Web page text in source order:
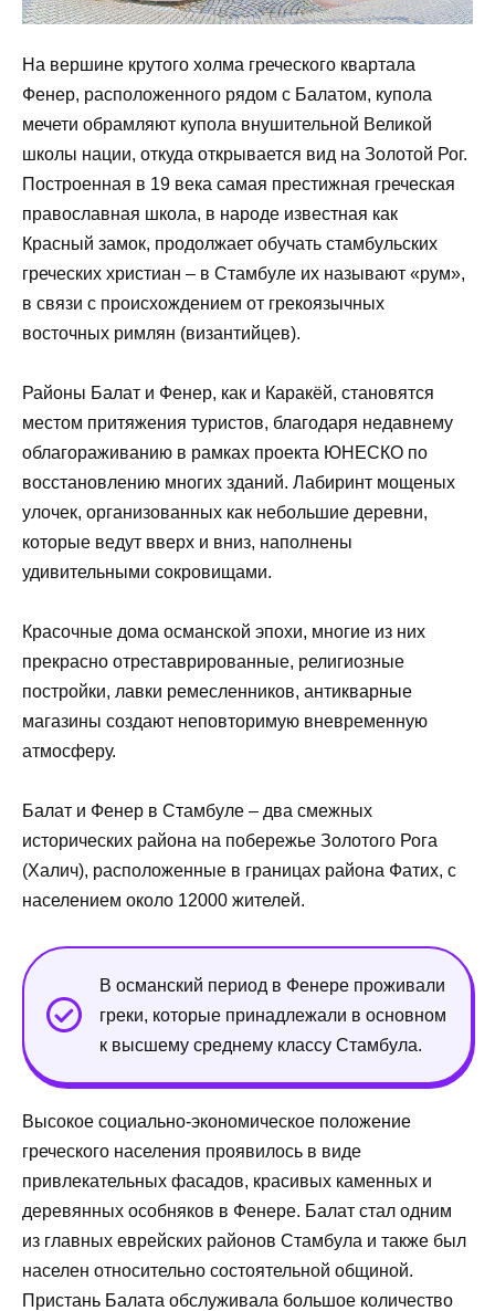
На вершине крутого холма греческого квартала
Фенер, расположенного рядом с Балатом, купола
мечети обрамляют купола внушительной Великой
школы нации, откуда открывается вид на Золотой Рог.
Построенная в 19 века самая престижная греческая
православная школа, в народе известная как
Красный замок, продолжает обучать стамбульских
греческих христиан – в Стамбуле их называют «рум»,
в связи с происхождением от грекоязычных
восточных римлян (византийцев).
Районы Балат и Фенер, как и Каракёй, становятся
местом притяжения туристов, благодаря недавнему
облагораживанию в рамках проекта ЮНЕСКО по
восстановлению многих зданий. Лабиринт мощеных
улочек, организованных как небольшие деревни,
которые ведут вверх и вниз, наполнены
удивительными сокровищами.
Красочные дома османской эпохи, многие из них
прекрасно отреставрированные, религиозные
постройки, лавки ремесленников, антикварные
магазины создают неповторимую вневременную
атмосферу.
Балат и Фенер в Стамбуле – два смежных
исторических района на побережье Золотого Рога
(Халич), расположенные в границах района Фатих, с
населением около 12000 жителей.
В османский период в Фенере проживали
греки, которые принадлежали в основном
к высшему среднему классу Стамбула.
Высокое социально-экономическое положение
греческого населения проявилось в виде
привлекательных фасадов, красивых каменных и
деревянных особняков в Фенере. Балат стал одним
из главных еврейских районов Стамбула и также был
населен относительно состоятельной общиной.
Пристань Балата обслуживала большое количество